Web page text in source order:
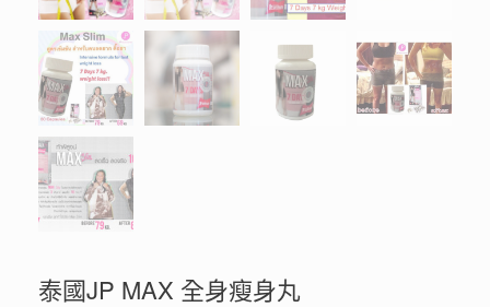
泰國JP MAX 全身瘦身丸